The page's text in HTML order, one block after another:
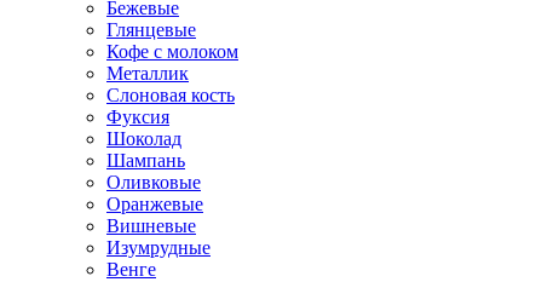
Бежевые
Глянцевые
Кофе с молоком
Металлик
Слоновая кость
Фуксия
Шоколад
Шампань
Оливковые
Оранжевые
Вишневые
Изумрудные
Венге